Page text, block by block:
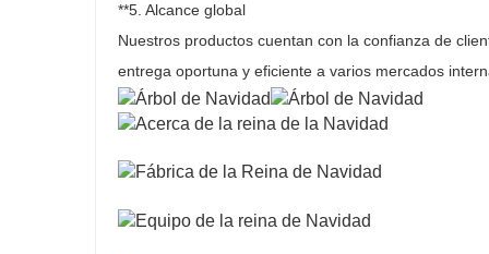
**5. Alcance global
Nuestros productos cuentan con la confianza de
entrega oportuna y eficiente a varios mercados